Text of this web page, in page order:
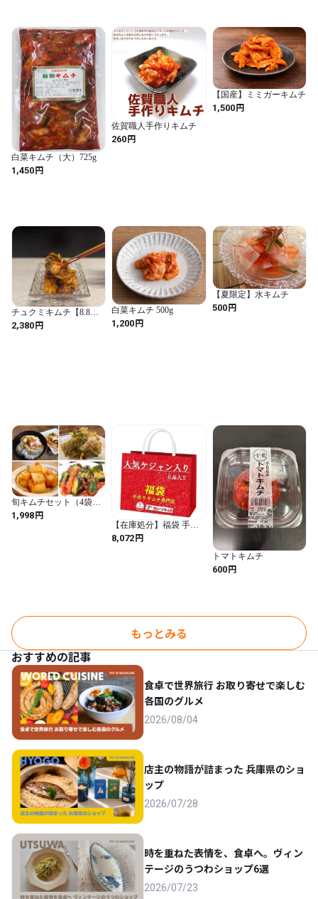
白菜キムチ（大）725g
1,450円
佐賀職人手作りキムチ
260円
【国産】ミミガーキムチ
1,500円
チュクミキムチ【8.8〜
10発送予定】
2,380円
白菜キムチ 500g
1,200円
【夏限定】水キムチ
500円
旬キムチセット（4袋）
【送料全国一律200円・
ポストにお届け】（単体
1,998円
【在庫処分】福袋 手作
りキムチ専門店 フルー
ツキムチ 今年もお世話
8,072円
トマトキムチ
600円
もっとみる
おすすめの記事
食卓で世界旅行 お取り寄せで楽しむ
各国のグルメ
2026/08/04
店主の物語が詰まった 兵庫県のショ
ップ
2026/07/28
時を重ねた表情を、食卓へ。ヴィン
テージのうつわショップ6選
2026/07/23